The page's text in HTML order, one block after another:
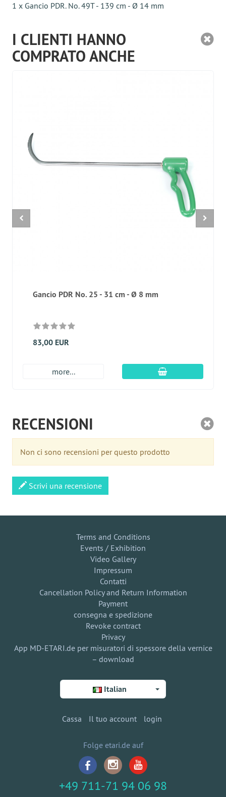
1 x Gancio PDR. No. 49T - 139 cm - Ø 14 mm
I CLIENTI HANNO
COMPRATO ANCHE
Gancio PDR No. 25 - 31 cm - Ø 8 mm
83,00 EUR
more... aggiungi al
RECENSIONI
Non ci sono recensioni per questo prodotto
Scrivi una recensione
Terms and Conditions
Events / Exhibition
Video Gallery
Impressum
Contatti
Cancellation Policy and Return Information
Payment
consegna e spedizione
Revoke contract
Privacy
App MD-ETARI.de per misuratori di spessore della vernice
– download
Italian
Cassa Il tuo account login
Folge etari.de auf
+49 711-71 94 06 98